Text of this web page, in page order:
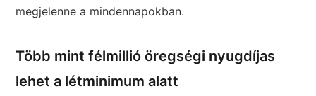
megjelenne a mindennapokban.
Több mint félmillió öregségi nyugdíjas
lehet a létminimum alatt